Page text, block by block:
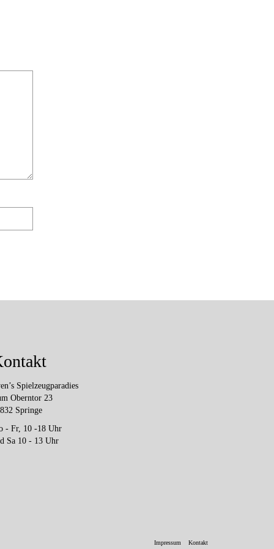
Spielzeugparadies
Oberntor 23
Springe
- Fr, 10 -18 Uhr
Sa 10 - 13 Uhr
Impressum Kontakt